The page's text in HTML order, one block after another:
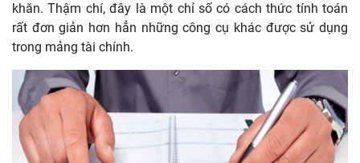
khăn. Thậm chí, đây là một chỉ số có cách thức tính toán
rất đơn giản hơn hẳn những công cụ khác được sử dụng
trong mảng tài chính.